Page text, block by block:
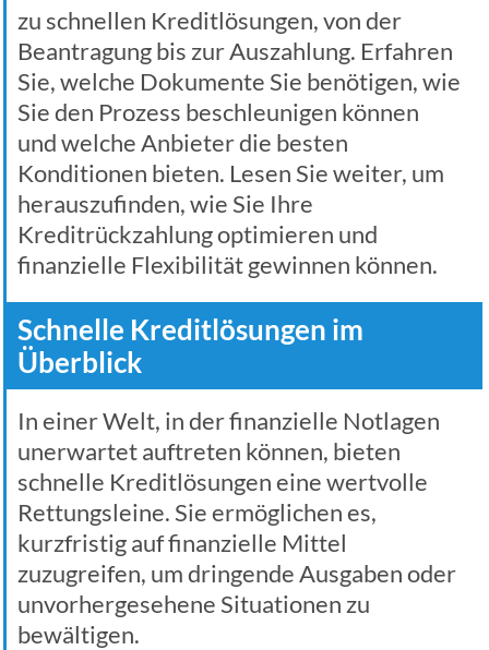
zu schnellen Kreditlösungen, von der
Beantragung bis zur Auszahlung. Erfahren
Sie, welche Dokumente Sie benötigen, wie
Sie den Prozess beschleunigen können
und welche Anbieter die besten
Konditionen bieten. Lesen Sie weiter, um
herauszufinden, wie Sie Ihre
Kreditrückzahlung optimieren und
finanzielle Flexibilität gewinnen können.
Schnelle Kreditlösungen im
Überblick
In einer Welt, in der finanzielle Notlagen
unerwartet auftreten können, bieten
schnelle Kreditlösungen eine wertvolle
Rettungsleine. Sie ermöglichen es,
kurzfristig auf finanzielle Mittel
zuzugreifen, um dringende Ausgaben oder
unvorhergesehene Situationen zu
bewältigen.